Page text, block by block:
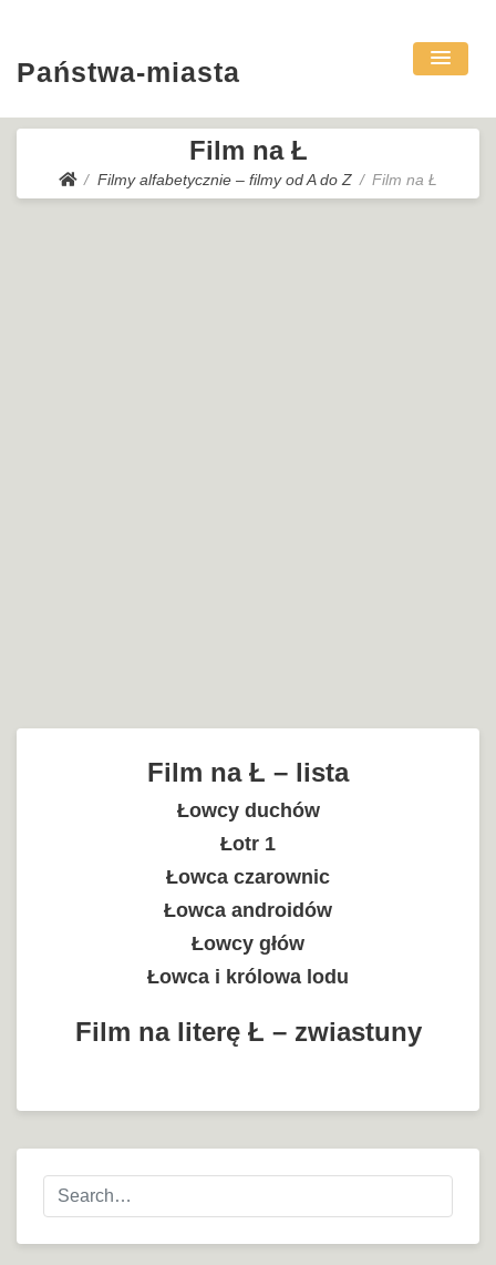
Państwa-miasta
Film na Ł
Filmy alfabetycznie – filmy od A do Z Film na Ł
Film na Ł – lista
Łowcy duchów
Łotr 1
Łowca czarownic
Łowca androidów
Łowcy głów
Łowca i królowa lodu
Film na literę Ł – zwiastuny